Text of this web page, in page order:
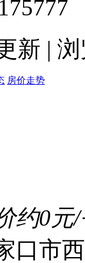
新 |
房价走势
约0元
口市